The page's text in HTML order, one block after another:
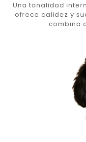
Una tonalidad
ofrece calidez y
combina